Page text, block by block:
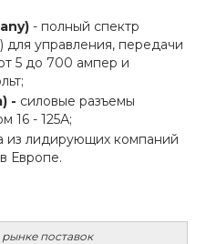
) - полный спектр
) для управления, передачи
5 до 700 ампер и
- силовые разъемы
16 - 125А;
из лидирующих компаний
Европе.
поставок